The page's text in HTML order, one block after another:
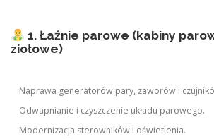
1. Łaźnie parowe (kabiny
ziołowe)
Naprawa generatorów pary, zaworów i
Odwapnianie i czyszczenie układu parowego.
Modernizacja sterowników i oświetlenia.